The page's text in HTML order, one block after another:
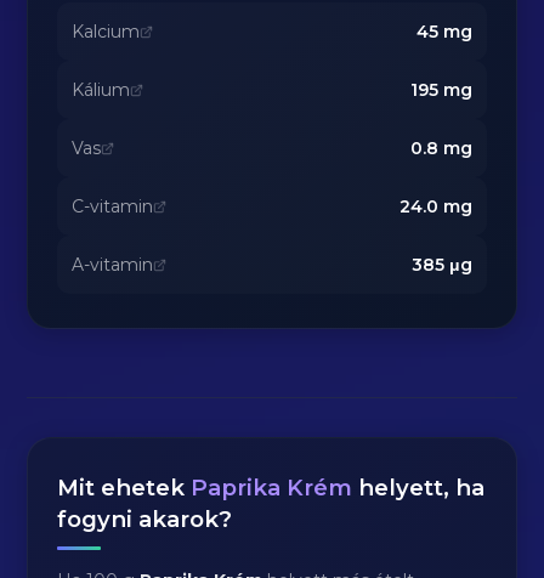
Kalcium 45mg
Kálium 195mg
Vas 0.8 mg
C-vitamin 24.0 mg
A-vitamin 385μg
Mit ehetek Paprika Krém helyett, ha
fogyni akarok?